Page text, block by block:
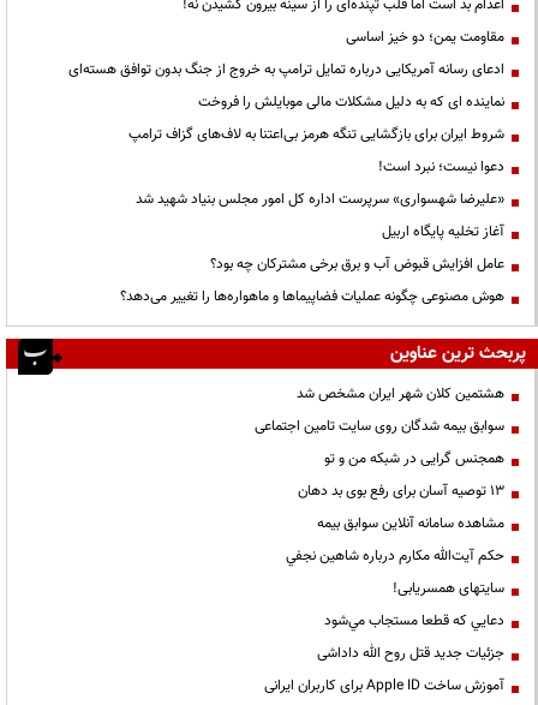
اعدام بد است اما قلب تپنده‌ای را از سینه بیرون کشیدن نه!
مقاومت یمن؛ دو خیز اساسی
ادعای رسانه آمریکایی درباره تمایل ترامپ به خروج از جنگ بدون توافق هسته‌ای
نماینده ای که به دلیل مشکلات مالی موبایلش را فروخت
شروط ایران برای بازگشایی تنگه هرمز بی‌اعتنا به لاف‌های گزاف ترامپ
دعوا نیست؛ نبرد است!
«علیرضا شهسواری» سرپرست اداره کل امور مجلس بنیاد شهید شد
آغاز تخلیه پایگاه اربیل
عامل افزایش قبوض آب و برق برخی مشترکان چه بود؟
هوش مصنوعی چگونه عملیات فضاپیماها و ماهواره‌ها را تغییر می‌دهد؟
پربحث ترین عناوین
هشتمین کلان شهر ایران مشخص شد
سوابق بیمه شدگان روی سایت تامین اجتماعی
همجنس گرایی در شبکه من و تو
13 توصیه آسان برای رفع بوی بد دهان
مشاهده سامانه آنلاين سوابق بیمه
حكم آيت‌الله مكارم درباره شاهين نجفي
سایتهای همسریابی!
دعايي كه قطعا مستجاب مي‌شود
جزئیات جدید قتل روح الله داداشی
آموزش ساخت Apple ID برای کاربران ایرانی